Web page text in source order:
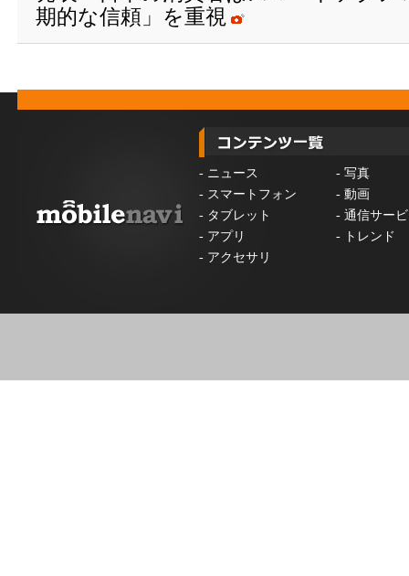
期的な信頼」を重視
- ニュース - 写真
- スマートフォン - 動画
- タブレット - 通信サー
- アプリ -
トレンド
- アクセサリ